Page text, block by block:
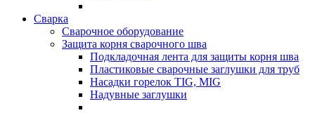
Сварка
Сварочное оборудование
Защита корня сварочного шва
Подкладочная лента для защиты корня шва
Пластиковые сварочные заглушки для труб
Насадки горелок TIG, MIG
Надувные заглушки